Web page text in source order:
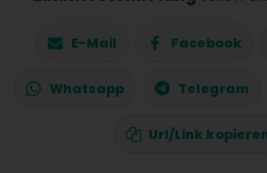
E-Mail Facebook
Whatsapp Telegram
Url/Link